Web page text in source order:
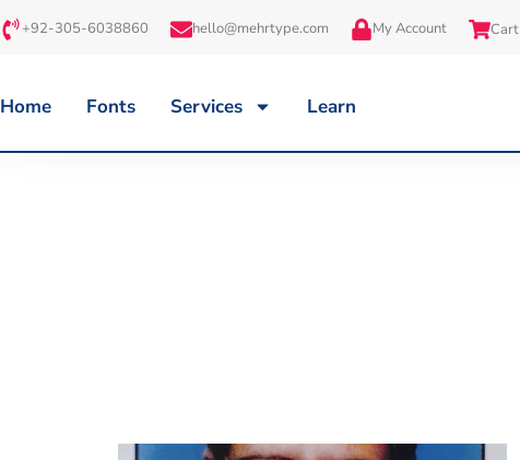
+92-305-6038860 hello@mehrtype.com My Account Cart
Home Fonts Services Learn